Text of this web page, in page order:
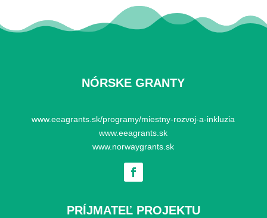
NÓRSKE GRANTY
www.eeagrants.sk/programy/miestny-rozvoj-a-inkluzia
www.eeagrants.sk
www.norwaygrants.sk
PRÍJMATEĽ PROJEKTU